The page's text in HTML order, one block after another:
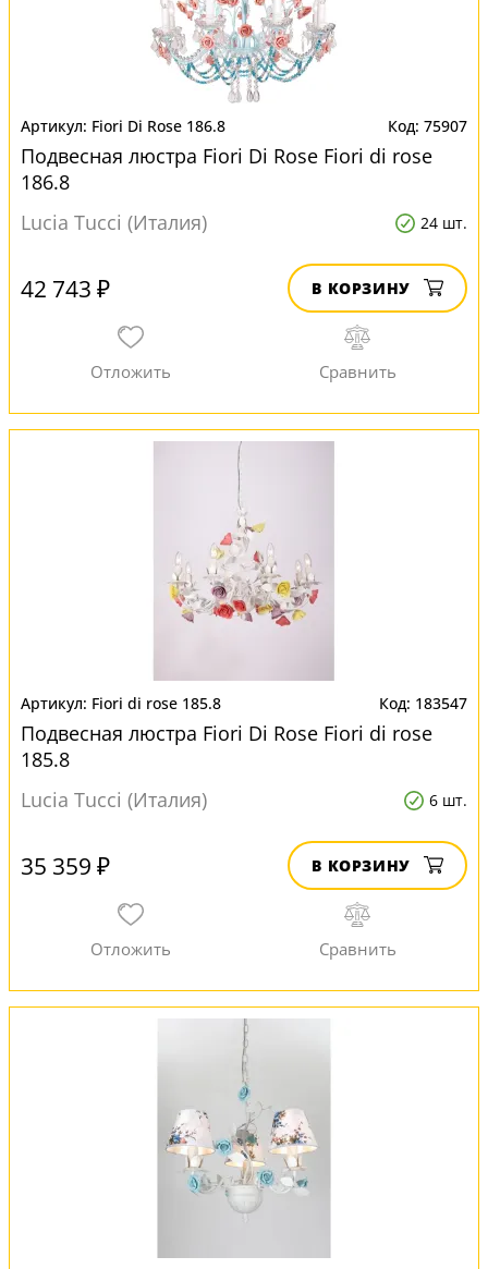
Fiori Di Rose 186.8 75907
Подвесная люстра Fiori Di Rose Fiori di rose
186.8
Lucia Tucci (Италия)
24 шт.
42 743 ₽ В КОРЗИНУ
Fiori di rose 185.8 183547
Подвесная люстра Fiori Di Rose Fiori di rose
185.8
Lucia Tucci (Италия)
6 шт.
35 359 ₽ В КОРЗИНУ